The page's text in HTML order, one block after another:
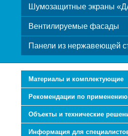
Шумозащитные экраны
Вентилируемые фасады
Панели из нержавеющей
Материалы и комплектующие
Рекомендации по применению
Объекты и технические
Информация для